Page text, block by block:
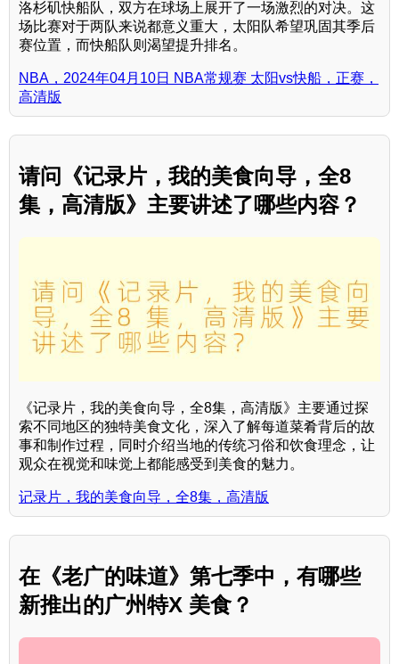
洛杉矶快船队，双方在球场上展开了一场激烈的对决。这
场比赛对于两队来说都意义重大，太阳队希望巩固其季后
赛位置，而快船队则渴望提升排名。
NBA，2024年04月10日 NBA常规赛 太阳vs快船，正赛，
高清版
请问《记录片，我的美食向导，全8
集，高清版》主要讲述了哪些内容？
《记录片，我的美食向导，全8集，高清版》主要通过探
索不同地区的独特美食文化，深入了解每道菜肴背后的故
事和制作过程，同时介绍当地的传统习俗和饮食理念，让
观众在视觉和味觉上都能感受到美食的魅力。
记录片，我的美食向导，全8集，高清版
在《老广的味道》第七季中，有哪些
新推出的广州特X 美食？